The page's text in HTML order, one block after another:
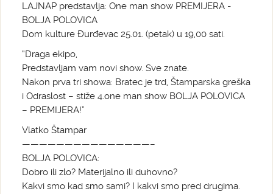
LAJNAP predstavlja: One man show PREMIJERA -
BOLJA POLOVICA
Dom kulture Đurđevac 25.01. (petak) u 19,00 sati.
“Draga ekipo,
Predstavljam vam novi show. Sve znate.
Nakon prva tri showa: Bratec je trd, Štamparska greška
i Odraslost – stiže 4.one man show BOLJA POLOVICA
– PREMIJERA!”
Vlatko Štampar
———————————————–
BOLJA POLOVICA:
Dobro ili zlo? Materijalno ili duhovno?
Kakvi smo kad smo sami? I kakvi smo pred drugima.